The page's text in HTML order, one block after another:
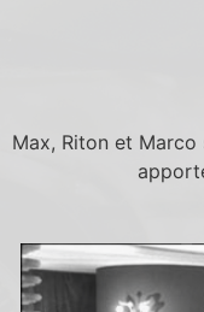
Max, Riton et